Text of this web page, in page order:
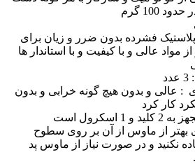
100 گرم
فشرده بدون ضرر و زیان برای
مواد عالی و با کیفیت و با استاندار ها
: عالی و بدون هیچ گونه خرابی و بدون
کار کرد
اسکرول است
بهتر از ماوس از آن بر روی سطوح
نکنید و در صورت نیاز از ماوس پد